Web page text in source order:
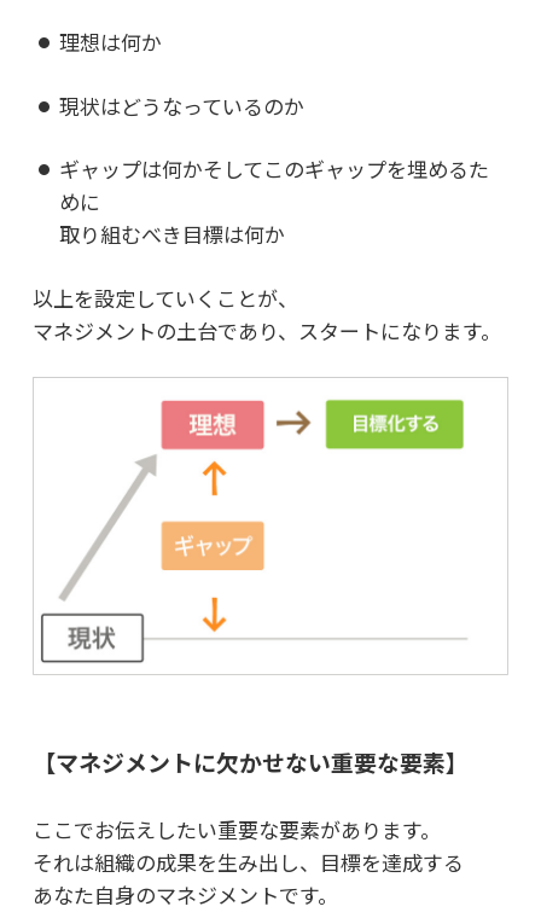
理想は何か
現状はどうなっているのか
ギャップは何かそしてこのギャップを埋めるた
めに
取り組むべき目標は何か
以上を設定していくことが、
マネジメントの土台であり、スタートになります。
【マネジメントに欠かせない重要な要素】
ここでお伝えしたい重要な要素があります。
それは組織の成果を生み出し、目標を達成する
あなた自身のマネジメントです。